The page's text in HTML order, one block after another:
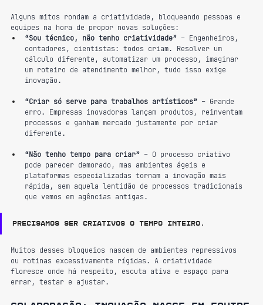
Alguns mitos rondam a criatividade, bloqueando pessoas e
equipes na hora de propor novas soluções:
“Sou técnico, não tenho criatividade” – Engenheiros,
contadores, cientistas: todos criam. Resolver um
cálculo diferente, automatizar um processo, imaginar
um roteiro de atendimento melhor, tudo isso exige
inovação.
“Criar só serve para trabalhos artísticos” – Grande
erro. Empresas inovadoras lançam produtos, reinventam
processos e ganham mercado justamente por criar
diferente.
“Não tenho tempo para criar” – O processo criativo
pode parecer demorado, mas ambientes ágeis e
plataformas especializadas tornam a inovação mais
rápida, sem aquela lentidão de processos tradicionais
que vemos em agências antigas.
Precisamos ser criativos o tempo inteiro.
Muitos desses bloqueios nascem de ambientes repressivos
ou rotinas excessivamente rígidas. A criatividade
floresce onde há respeito, escuta ativa e espaço para
errar, testar e ajustar.